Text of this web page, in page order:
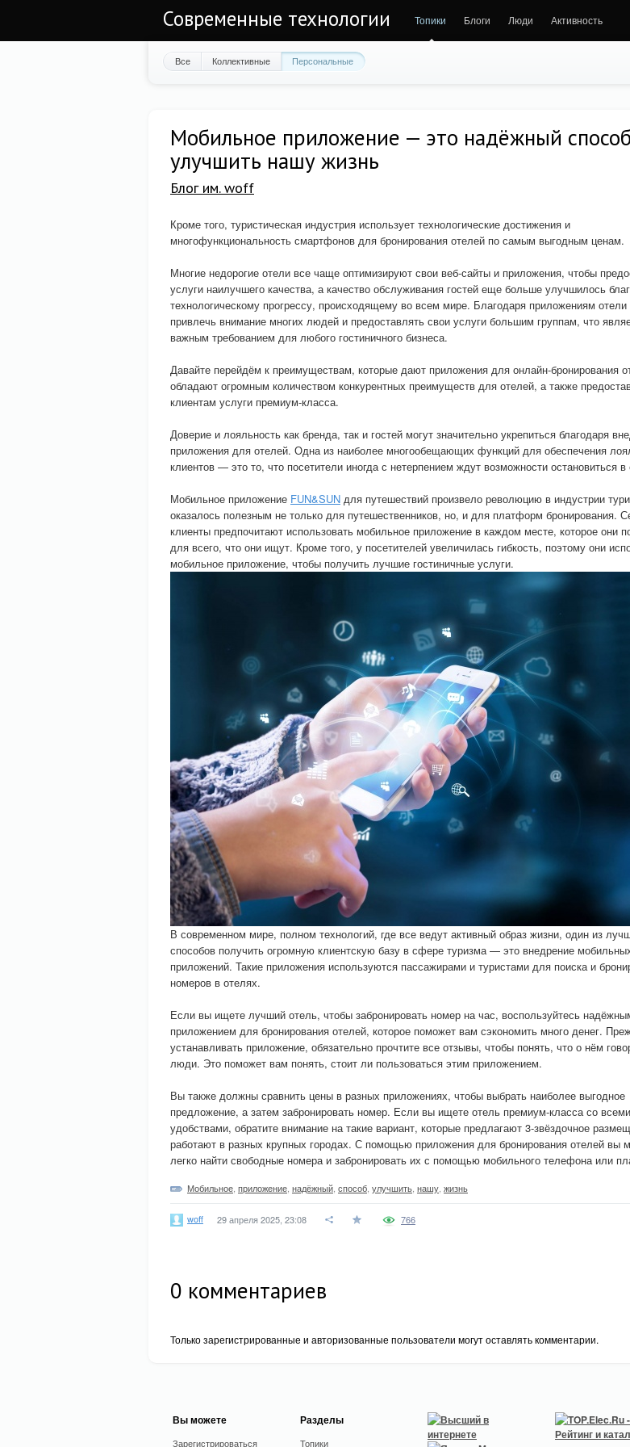
Современные технологии Топики Блоги Люди Активность
Все Коллективные Персональные
Мобильное приложение — это надёжный способ
улучшить нашу жизнь
Блог им. woff
Кроме того, туристическая индустрия использует технологические достижения и
многофункциональность смартфонов для бронирования отелей по самым выгодным ценам.
Многие недорогие отели все чаще оптимизируют свои веб-сайты и приложения, чтобы
услуги наилучшего качества, а качество обслуживания гостей еще больше улучшилось
технологическому прогрессу, происходящему во всем мире. Благодаря приложениям отели
привлечь внимание многих людей и предоставлять свои услуги большим группам, что
важным требованием для любого гостиничного бизнеса.
Давайте перейдём к преимуществам, которые дают приложения для онлайн-бронирования
обладают огромным количеством конкурентных преимуществ для отелей, а также
клиентам услуги премиум-класса.
Доверие и лояльность как бренда, так и гостей могут значительно укрепиться благодаря
приложения для отелей. Одна из наиболее многообещающих функций для обеспечения
клиентов — это то, что посетители иногда с нетерпением ждут возможности остановиться в
Мобильное приложение FUN&SUN для путешествий произвело революцию в индустрии
оказалось полезным не только для путешественников, но, и для платформ бронирования.
клиенты предпочитают использовать мобильное приложение в каждом месте, которое они
для всего, что они ищут. Кроме того, у посетителей увеличилась гибкость, поэтому они
мобильное приложение, чтобы получить лучшие гостиничные услуги.
В современном мире, полном технологий, где все ведут активный образ жизни, один из
способов получить огромную клиентскую базу в сфере туризма — это внедрение
приложений. Такие приложения используются пассажирами и туристами для поиска и
номеров в отелях.
Если вы ищете лучший отель, чтобы забронировать номер на час, воспользуйтесь
приложением для бронирования отелей, которое поможет вам сэкономить много денег.
устанавливать приложение, обязательно прочтите все отзывы, чтобы понять, что о нём
люди. Это поможет вам понять, стоит ли пользоваться этим приложением.
Вы также должны сравнить цены в разных приложениях, чтобы выбрать наиболее выгодное
предложение, а затем забронировать номер. Если вы ищете отель премиум-класса со всеми
удобствами, обратите внимание на такие вариант, которые предлагают 3-звёздочное
работают в разных крупных городах. С помощью приложения для бронирования отелей вы
легко найти свободные номера и забронировать их с помощью мобильного телефона или
Мобильное приложение надёжный способ улучшить нашу жизнь
woff 29 апреля 2025, 23:08 766
0 комментариев
Только зарегистрированные и авторизованные пользователи могут оставлять комментарии.
Вы можете
Зарегистрироваться
Разделы
Топики